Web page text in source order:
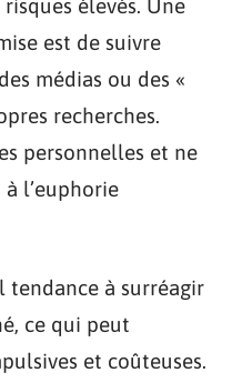
élevés. Une
est de suivre
médias ou des «
recherches.
personnelles et ne
l’euphorie
tendance à surréagir
ce qui peut
et coûteuses.